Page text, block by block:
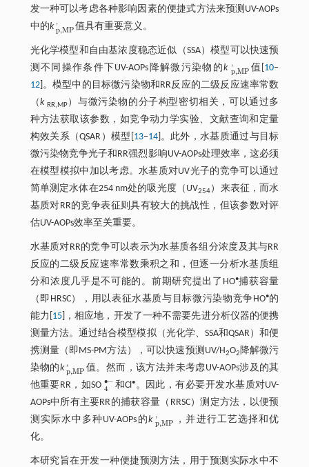
发一种可以考虑各种影响因素的便捷式方法来预测UV-AOPs
中的k 'p,MP
p ,MP'
值具有重要意义。
光化学模型和自由基浓度稳态近似（SSA）模型可以快速预
测不同操作条件下UV-AOPs降解微污染物的k 'p,MP
p ,MP'值[ 10‒
12]。模型中的目标微污染物和RR反应的二级反应速率常数
（k RR,MP）与微污染物的分子构型密切相关，可以通过多
种方法获取该参数，如竞争动力学实验、文献查询和定量
构效关系（QSAR）模型[ 13‒14]。此外，水基质通过与目标
微污染物竞争光子和RR强烈影响UV-AOPs处理效率，这必须
在模型模拟中加以考虑。水基质对UV光子的竞争可以通过
简单测定水体在254 nm处的吸光度（UV254）来表征，而水
基质对RR的竞争表征则具有较大的挑战性，但该参数对评
估UV-AOPs效率至关重要。
水基质对RR的竞争可以表示为水基质各组分浓度及其与RR
反应的二级反应速率常数乘积之和，但逐一分析水基质组
分和浓度几乎是不可能的。前期研究提出了HO•捕获容量
（即HRSC），用以表征水基质与目标微污染物竞争HO•的
能力[ 15]，相应地，开发了一种不需要先进分析仪器的便携
测量方法。通过结合模型模拟（光化学、SSA和QSAR）和便
携测量（即MS-PM方法），可以快速预测UV/H2O2 降解微污
染物的k 'p,MP
p ,MP'
值。然而，该方法并未考虑UV-AOPs涉及的其
他重要RR，如SO ∙−
4
4 -和Cl•。因此，有必要开发水基质对UV-
AOPs中所有主要RR的捕获容量（RRSC）测定方法，以便预
测实际水中多种UV-AOPs的k 'p,MP
p ,MP ，并进行工艺选择和优
化。
本研究旨在开发一种便捷预测方法，用于预测实际水中不